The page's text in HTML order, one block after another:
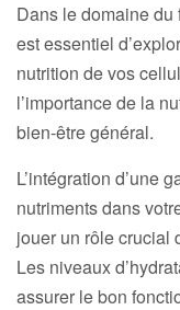
Dans le domaine
est essentiel
nutrition de vos
l’importance de la
bien-être général.
L’intégration d’une
nutriments dans
jouer un rôle crucial
Les niveaux
assurer le bon